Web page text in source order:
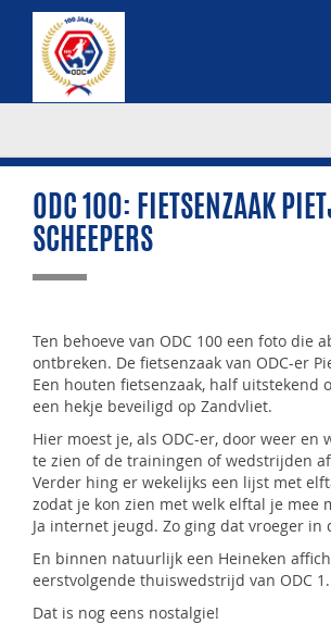
ODC 100: FIETSENZAAK
SCHEEPERS
Ten behoeve van ODC 100 een foto die
ontbreken. De fietsenzaak van ODC-er
Een houten fietsenzaak, half uitstekend
een hekje beveiligd op Zandvliet.
Hier moest je, als ODC-er, door weer en
te zien of de trainingen of wedstrijden
Verder hing er wekelijks een lijst met
zodat je kon zien met welk elftal je mee
Ja internet jeugd. Zo ging dat vroeger in
En binnen natuurlijk een Heineken
eerstvolgende thuiswedstrijd van ODC 1.
Dat is nog eens nostalgie!